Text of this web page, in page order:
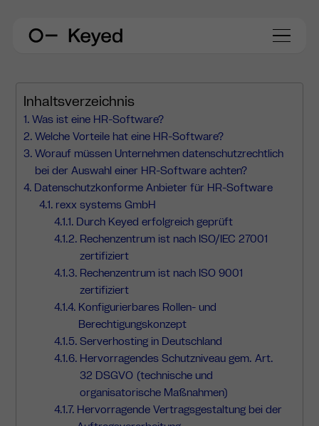
Inhaltsverzeichnis
Was ist eine HR-Software?
Welche Vorteile hat eine HR-Software?
Worauf müssen Unternehmen datenschutzrechtlich
bei der Auswahl einer HR-Software achten?
Datenschutzkonforme Anbieter für HR-Software
rexx systems GmbH
Durch Keyed erfolgreich geprüft
Rechenzentrum ist nach ISO/IEC 27001
zertifiziert
Rechenzentrum ist nach ISO 9001
zertifiziert
Konfigurierbares Rollen- und
Berechtigungskonzept
Serverhosting in Deutschland
Hervorragendes Schutzniveau gem. Art.
32 DSGVO (technische und
organisatorische Maßnahmen)
Hervorragende Vertragsgestaltung bei der